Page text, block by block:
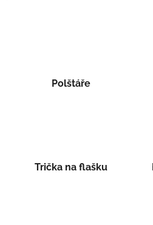
Polštáře
Trička na flašku